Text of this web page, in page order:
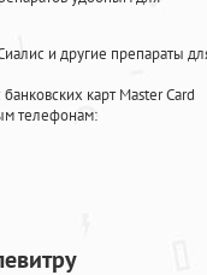
и другие препараты
карт Master Card
телефонам: